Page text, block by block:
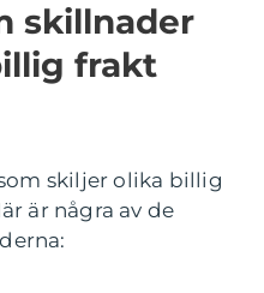
skillnader
frakt
skiljer olika billig
är några av de